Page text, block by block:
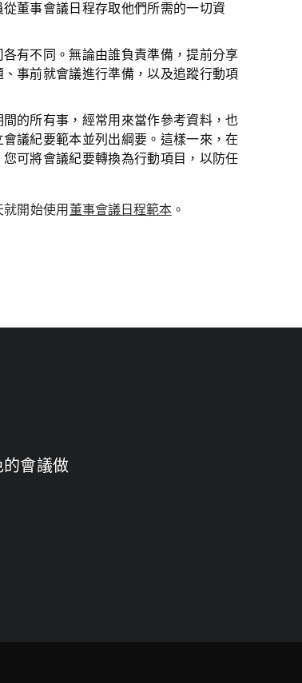
董事會議日程存取他們所需的一切資
有不同。無論由誰負責準備，提前分享
事前就會議進行準備，以及追蹤行動項
的所有事，經常用來當作參考資料，也
議紀要範本並列出綱要。這樣一來，在
可將會議紀要轉換為行動項目，以防任
開始使用 董事會議日程範本。
會議做